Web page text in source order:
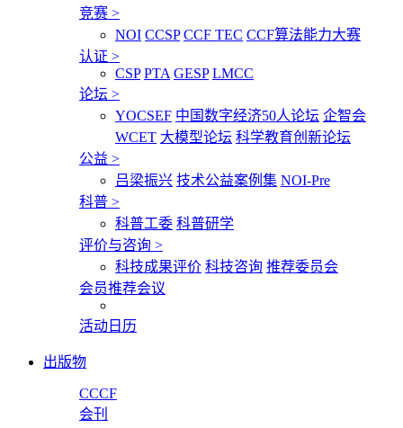
竞赛 >
NOI CCSP CCF TEC CCF算法能力大赛
认证 >
CSP PTA GESP LMCC
论坛 >
YOCSEF 中国数字经济50人论坛 企智会
WCET 大模型论坛 科学教育创新论坛
公益 >
吕梁振兴 技术公益案例集 NOI-Pre
科普 >
科普工委 科普研学
评价与咨询 >
科技成果评价 科技咨询 推荐委员会
会员推荐会议
活动日历
出版物
CCCF
会刊